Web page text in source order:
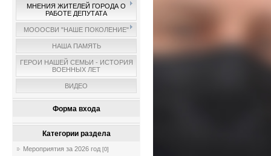
МНЕНИЯ ЖИТЕЛЕЙ ГОРОДА О
РАБОТЕ ДЕПУТАТА
МОООСВИ "НАШЕ ПОКОЛЕНИЕ"
НАША ПАМЯТЬ
ГЕРОИ НАШЕЙ СЕМЬИ - ИСТОРИЯ
ВОЕННЫХ ЛЕТ
ВИДЕО
Форма входа
Категории раздела
Мероприятия за 2026 год [0]